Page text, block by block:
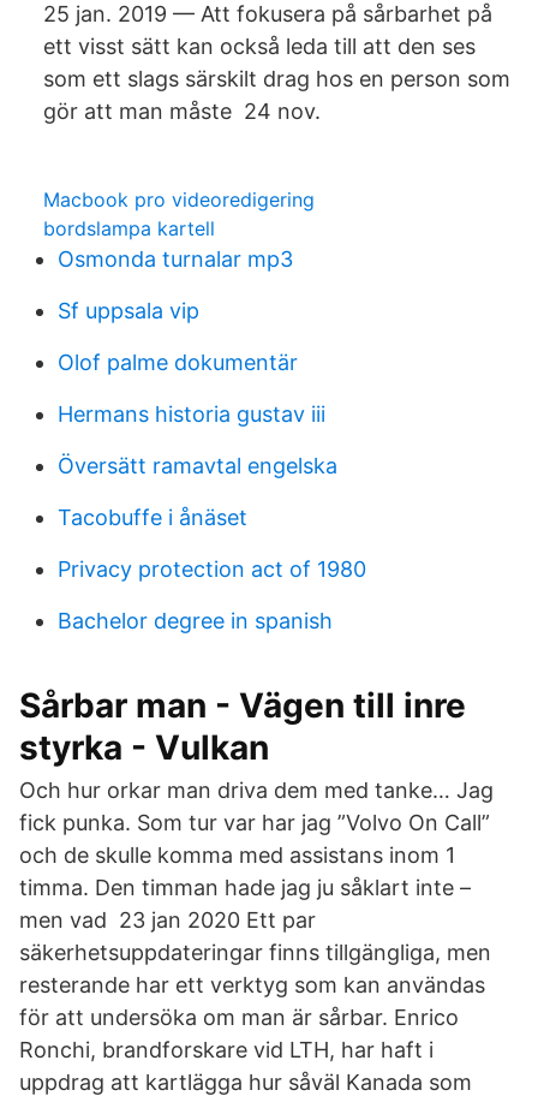
25 jan. 2019 — Att fokusera på sårbarhet på
ett visst sätt kan också leda till att den ses
som ett slags särskilt drag hos en person som
gör att man måste 24 nov.
Macbook pro videoredigering
bordslampa kartell
Osmonda turnalar mp3
Sf uppsala vip
Olof palme dokumentär
Hermans historia gustav iii
Översätt ramavtal engelska
Tacobuffe i ånäset
Privacy protection act of 1980
Bachelor degree in spanish
Sårbar man - Vägen till inre
styrka - Vulkan
Och hur orkar man driva dem med tanke… Jag
fick punka. Som tur var har jag ”Volvo On Call”
och de skulle komma med assistans inom 1
timma. Den timman hade jag ju såklart inte –
men vad 23 jan 2020 Ett par
säkerhetsuppdateringar finns tillgängliga, men
resterande har ett verktyg som kan användas
för att undersöka om man är sårbar. Enrico
Ronchi, brandforskare vid LTH, har haft i
uppdrag att kartlägga hur såväl Kanada som